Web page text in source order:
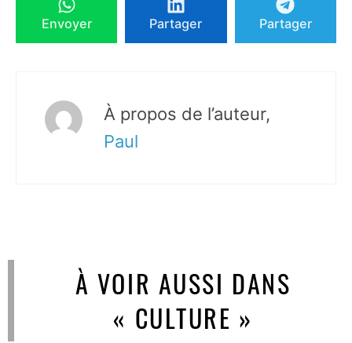
Envoyer Partager Partager
À propos de l’auteur,
Paul
À VOIR AUSSI DANS
« CULTURE »